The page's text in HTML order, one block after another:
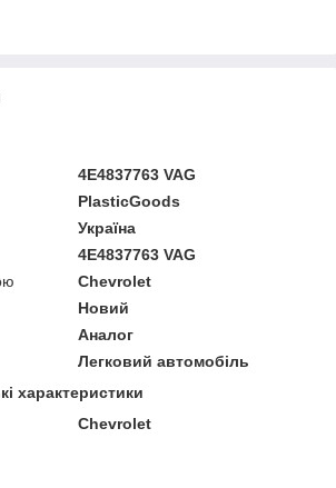
4E4837763 VAG
PlasticGoods
Україна
4E4837763 VAG
Chevrolet
Новий
Аналог
Легковий автомобіль
характеристики
Chevrolet